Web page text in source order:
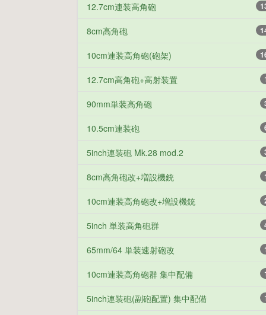
12.7cm連装高角砲
8cm高角砲
10cm連装高角砲(砲架)
12.7cm高角砲+高射装置
90mm単装高角砲
10.5cm連装砲
5inch連装砲 Mk.28 mod.2
8cm高角砲改+増設機銃
10cm連装高角砲改+増設機銃
5inch 単装高角砲群
65mm/64 単装速射砲改
10cm連装高角砲群 集中配備
5inch連装砲(副砲配置) 集中配備